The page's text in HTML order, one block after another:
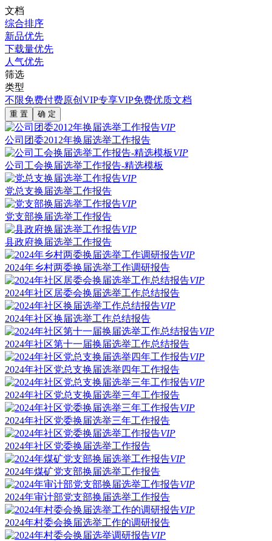
文档
综合排序
新品优先
下载量优先
人气优先
筛选
类型
不限免费付费原创 VIP专享VIP免费优质文档
重 置 确 定
VIP
公司团委2012年换届选举工作报告
VIP
公司工会换届选举工作报告-精选模板
VIP
党总支换届选举工作报告
VIP
党支部换届选举工作报告
VIP
县政府换届选举工作报告
VIP
2024年乡村两委换届选举工作调研报告
VIP
2024年社区居委会换届选举工作总结报告
VIP
2024年社区换届选举工作总结报告
VIP
2024年社区第十一届换届选举工作总结报告
VIP
2024年社区党总支换届选举四年工作报告
VIP
2024年社区党总支换届选举三年工作报告
VIP
2024年社区党委换届选举三年工作报告
VIP
2024年社区党委换届选举工作报告
VIP
2024年煤矿党支部换届选举工作报告
VIP
2024年审计部党支部换届选举工作报告
VIP
2024年村委会换届选举工作的调研报告
VIP